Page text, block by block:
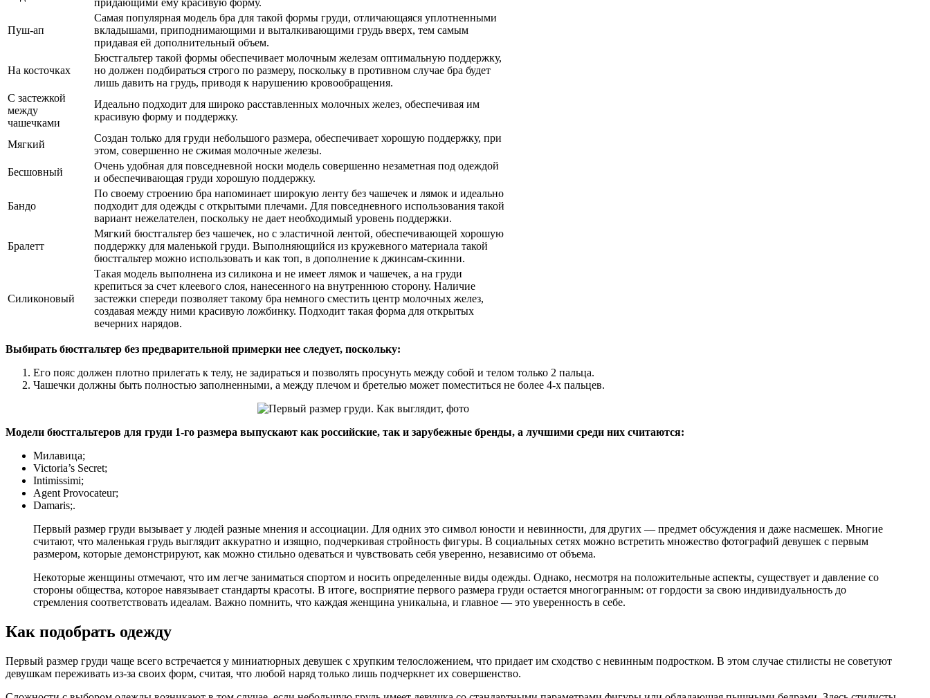
придающими ему красивую форму.
Пуш-ап
Самая популярная модель бра для такой формы груди, отличающаяся уплотненными
вкладышами, приподнимающими и выталкивающими грудь вверх, тем самым
придавая ей дополнительный объем.
На косточках
Бюстгальтер такой формы обеспечивает молочным железам оптимальную поддержку,
но должен подбираться строго по размеру, поскольку в противном случае бра будет
лишь давить на грудь, приводя к нарушению кровообращения.
С застежкой
между
чашечками
Идеально подходит для широко расставленных молочных желез, обеспечивая им
красивую форму и поддержку.
Мягкий
Создан только для груди небольшого размера, обеспечивает хорошую поддержку, при
этом, совершенно не сжимая молочные железы.
Бесшовный
Очень удобная для повседневной носки модель совершенно незаметная под одеждой
и обеспечивающая груди хорошую поддержку.
Бандо
По своему строению бра напоминает широкую ленту без чашечек и лямок и идеально
подходит для одежды с открытыми плечами. Для повседневного использования такой
вариант нежелателен, поскольку не дает необходимый уровень поддержки.
Бралетт
Мягкий бюстгальтер без чашечек, но с эластичной лентой, обеспечивающей хорошую
поддержку для маленькой груди. Выполняющийся из кружевного материала такой
бюстгальтер можно использовать и как топ, в дополнение к джинсам-скинни.
Силиконовый
Такая модель выполнена из силикона и не имеет лямок и чашечек, а на груди
крепиться за счет клеевого слоя, нанесенного на внутреннюю сторону. Наличие
застежки спереди позволяет такому бра немного сместить центр молочных желез,
создавая между ними красивую ложбинку. Подходит такая форма для открытых
вечерних нарядов.
Выбирать бюстгальтер без предварительной примерки нее следует, поскольку:
Его пояс должен плотно прилегать к телу, не задираться и позволять просунуть между собой и телом только 2 пальца.
Чашечки должны быть полностью заполненными, а между плечом и бретелью может поместиться не более 4-х пальцев.
Модели бюстгальтеров для груди 1-го размера выпускают как российские, так и зарубежные бренды, а лучшими среди них считаются:
Милавица;
Victoria’s Secret;
Intimissimi;
Agent Provocateur;
Damaris;.
Первый размер груди вызывает у людей разные мнения и ассоциации. Для одних это символ юности и невинности, для других — предмет обсуждения и даже насмешек. Многие
считают, что маленькая грудь выглядит аккуратно и изящно, подчеркивая стройность фигуры. В социальных сетях можно встретить множество фотографий девушек с первым
размером, которые демонстрируют, как можно стильно одеваться и чувствовать себя уверенно, независимо от объема.
Некоторые женщины отмечают, что им легче заниматься спортом и носить определенные виды одежды. Однако, несмотря на положительные аспекты, существует и давление со
стороны общества, которое навязывает стандарты красоты. В итоге, восприятие первого размера груди остается многогранным: от гордости за свою индивидуальность до
стремления соответствовать идеалам. Важно помнить, что каждая женщина уникальна, и главное — это уверенность в себе.
Как подобрать одежду
Первый размер груди чаще всего встречается у миниатюрных девушек с хрупким телосложением, что придает им сходство с невинным подростком. В этом случае стилисты не советуют
девушкам переживать из-за своих форм, считая, что любой наряд только лишь подчеркнет их совершенство.